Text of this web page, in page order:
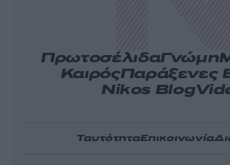
ΠρωτοσέλιδαΓνώμη
ΚαιρόςΠαράξενες
Nikos Blog
ΤαυτότηταΕπικοινωνία